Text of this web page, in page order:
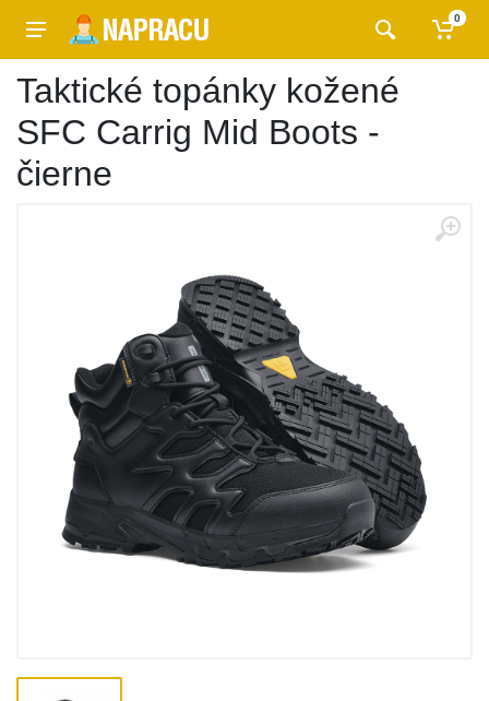
0
Taktické topánky kožené
SFC Carrig Mid Boots -
čierne